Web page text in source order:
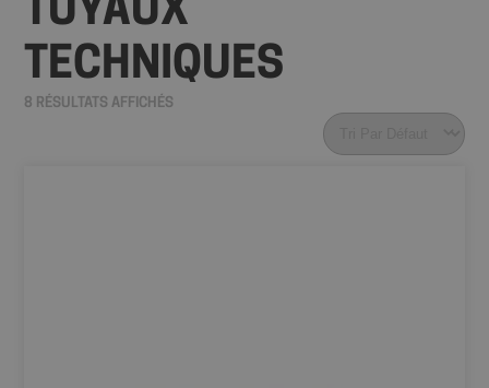
TUYAUX
TECHNIQUES
8 RÉSULTATS AFFICHÉS